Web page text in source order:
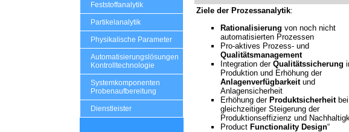
Feststoffanalytik
Partikelanalytik
Physikalische Parameter
Automatisierungslösungen
Kontrolltechnologie
Systemkomponenten
Probenaufbereitung
Dienstleister
Ziele der Prozessanalytik:
Rationalisierung von noch nicht
automatisierten Prozessen
Pro-aktives Prozess- und
Qualitätsmanagement
Integration der Qualitätssicherung
Produktion und Erhöhung der
Anlagenverfügbarkeitund
Anlagensicherheit
Erhöhung der Produktsicherheitbei
gleichzeitiger Steigerung der
Produktionseffizienz und
Product Functionality Design“